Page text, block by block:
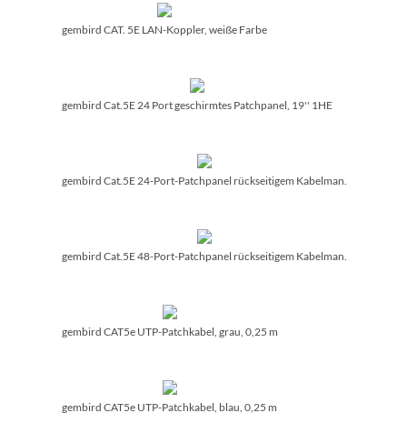
gembird CAT. 5E LAN-Koppler, weiße Farbe
gembird Cat.5E 24 Port geschirmtes Patchpanel, 19'' 1HE
gembird Cat.5E 24-Port-Patchpanel rückseitigem Kabelman.
gembird Cat.5E 48-Port-Patchpanel rückseitigem Kabelman.
gembird CAT5e UTP-Patchkabel, grau, 0,25 m
gembird CAT5e UTP-Patchkabel, blau, 0,25 m